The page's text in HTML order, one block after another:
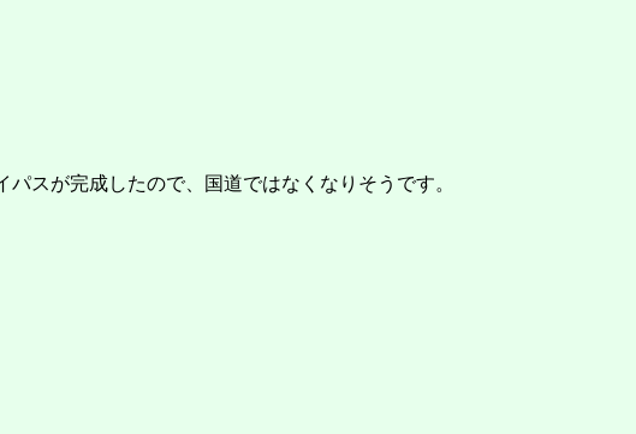
スが完成したので、国道ではなくなりそうです。